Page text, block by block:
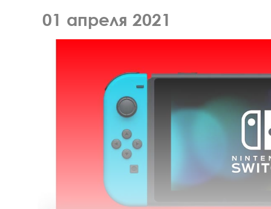
01 апреля 2021